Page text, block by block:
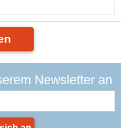
Newsletter an